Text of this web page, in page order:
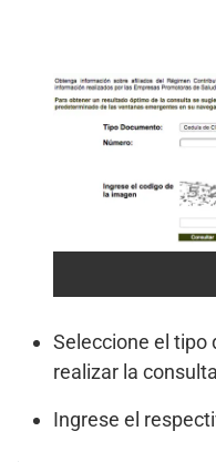
Seleccione el tipo
realizar la consulta
Ingrese el